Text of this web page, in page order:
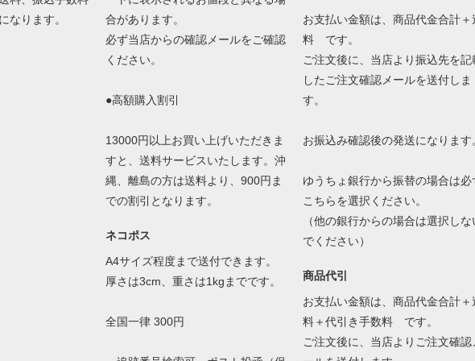
なります。
合があります。
必ず当店からの確認メールをご確認
ください。
●高額購入割引
13000円以上お買い上げいただきま
すと、送料サービスいたします。沖
縄、離島の方は送料より、900円ま
での割引となります。
ネコポス
A4サイズ程度まで送付できます。
厚さは3cm、重さは1kgまでです。
全国一律 300円
お支払い金額は、商品代金合計＋
料 です。
ご注文後に、当店より振込先を記
したご注文確認メールを送付しま
す。
お振込み確認後の発送になります
ゆうちょ銀行から振替の場合は必
こちらを選択ください。
（他の銀行からの場合は選択しな
でください）
商品代引
お支払い金額は、商品代金合計＋
料＋代引き手数料 です。
ご注文後に、当店よりご注文確認